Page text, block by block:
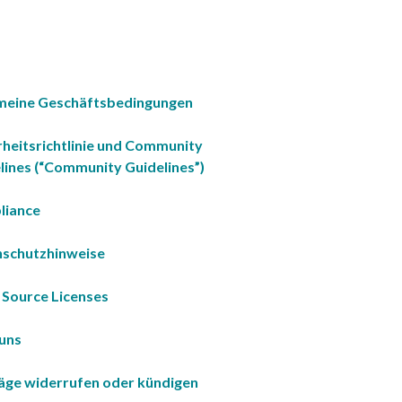
Geschäftsbedingungen
und Community
(“Community Guidelines”)
Licenses
widerrufen oder kündigen